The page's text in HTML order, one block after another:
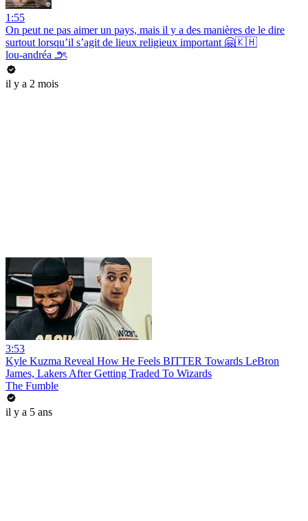
1:55
On peut ne pas aimer un pays, mais il y a des manières de le dire
surtout lorsqu’il s’agit de lieux religieux important 🤗🇰🇭
lou-andréa ౨ৎ
il y a 2 mois
3:53
Kyle Kuzma Reveal How He Feels BITTER Towards LeBron
James, Lakers After Getting Traded To Wizards
The Fumble
il y a 5 ans